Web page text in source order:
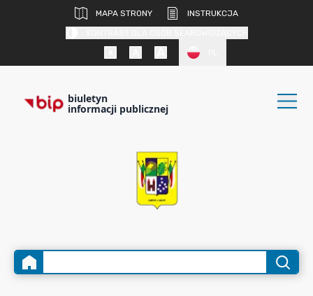
MAPA STRONY
INSTRUKCJA
biuletyn
informacji publicznej